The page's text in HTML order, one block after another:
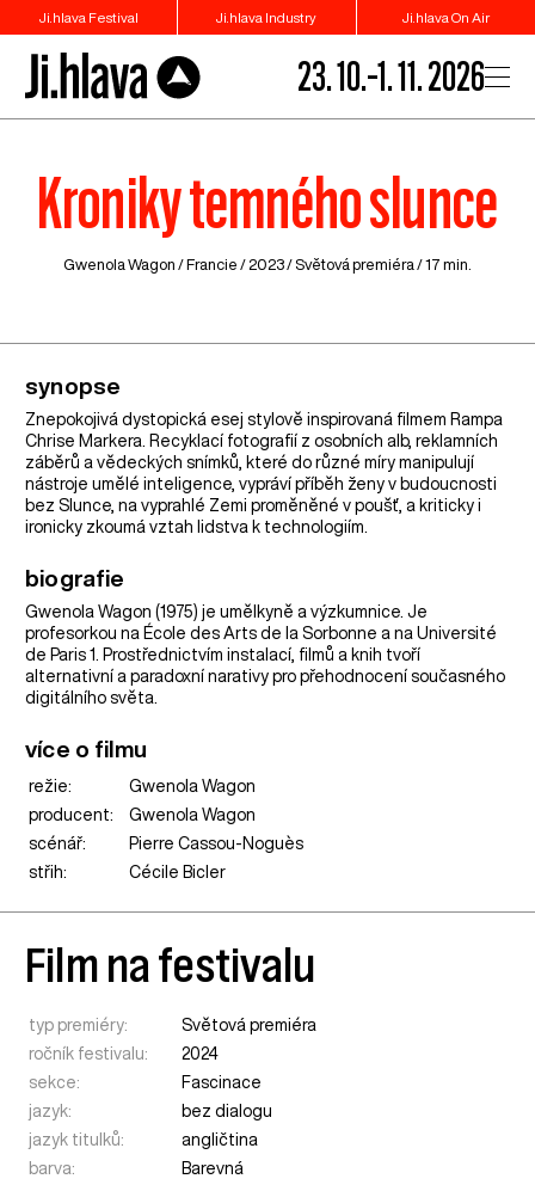
Ji.hlava Festival Ji.hlava Industry Ji.hlava On Air
23. 10.–1. 11. 2026
Kroniky temného slunce
Gwenola Wagon / Francie / 2023 / Světová premiéra / 17 min.
synopse
Znepokojivá dystopická esej stylově inspirovaná filmem Rampa
Chrise Markera. Recyklací fotografií z osobních alb, reklamních
záběrů a vědeckých snímků, které do různé míry manipulují
nástroje umělé inteligence, vypráví příběh ženy v budoucnosti
bez Slunce, na vyprahlé Zemi proměněné v poušť, a kriticky i
ironicky zkoumá vztah lidstva k technologiím.
biografie
Gwenola Wagon (1975) je umělkyně a výzkumnice. Je
profesorkou na École des Arts de la Sorbonne a na Université
de Paris 1. Prostřednictvím instalací, filmů a knih tvoří
alternativní a paradoxní narativy pro přehodnocení současného
digitálního světa.
více o filmu
režie:
Gwenola Wagon
producent:
Gwenola Wagon
scénář:
Pierre Cassou-Noguès
střih:
Cécile Bicler
Film na festivalu
typ premiéry:
Světová premiéra
ročník festivalu:
2024
sekce:
Fascinace
jazyk:
bez dialogu
jazyk titulků:
angličtina
barva:
Barevná